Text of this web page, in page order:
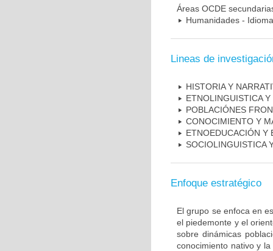
Áreas OCDE
Humanidades -
Lineas de
HISTORIA Y
ETNOLINGUISTICA
POBLACIÓNES
CONOCIMIENTO Y
ETNOEDUCACIÓN Y
SOCIOLINGUISTICA
Enfoque estratégico
El grupo se enfoca en
el piedemonte y el
sobre dinámicas
conocimiento nativo y